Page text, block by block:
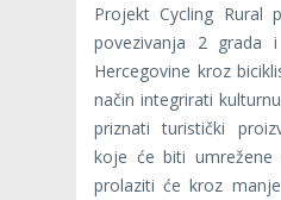
Projekt Cycling Rural
povezivanja 2 grada
Hercegovine kroz
način integrirati
priznati turistički
koje će biti umrežene
prolaziti će kroz